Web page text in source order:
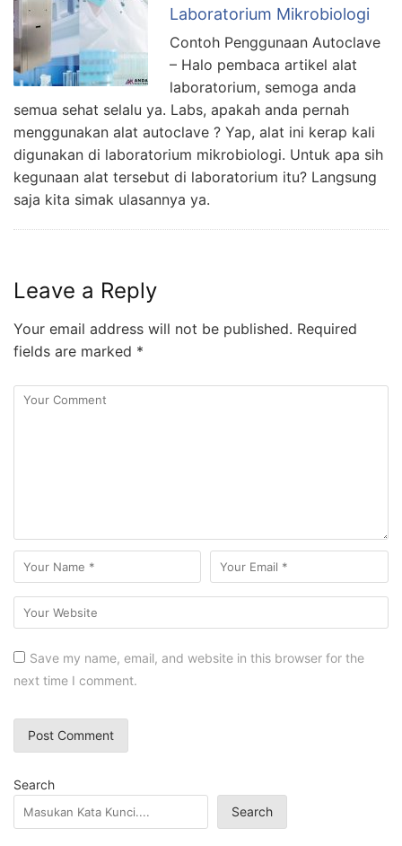
Laboratorium Mikrobiologi
Contoh Penggunaan Autoclave
– Halo pembaca artikel alat
laboratorium, semoga anda
semua sehat selalu ya. Labs, apakah anda pernah
menggunakan alat autoclave ? Yap, alat ini kerap kali
digunakan di laboratorium mikrobiologi. Untuk apa sih
kegunaan alat tersebut di laboratorium itu? Langsung
saja kita simak ulasannya ya.
Leave a Reply
Your email address will not be published. Required
fields are marked *
Save my name, email, and website in this browser for the
next time I comment.
Search
Search